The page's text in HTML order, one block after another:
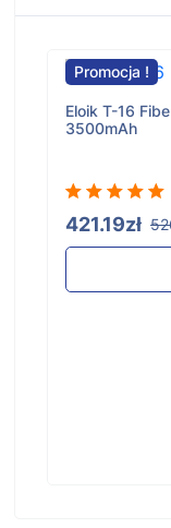
Promocja !
Eloik T-16
3500mAh
421.19zł